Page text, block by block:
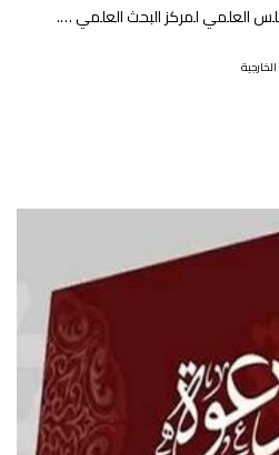
العلمي لمركز البحث العلمي ….